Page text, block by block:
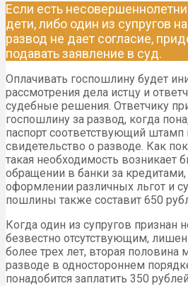
Если есть
дети, либо один из супругов на
развод не дает согласие,
подавать заявление в суд.
Оплачивать госпошлину будет
рассмотрения дела истцу и
судебные решения. Ответчику
госпошлину за развод, когда
паспорт соответствующий штамп
свидетельство о разводе. Как
такая необходимость возникает
обращении в банки за
оформлении различных льгот и
пошлины также составит 650
Когда один из супругов признан
безвестно отсутствующим,
более трех лет, вторая
разводе в одностороннем
понадобится заплатить 350